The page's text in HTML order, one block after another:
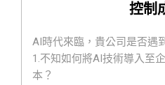
控制
AI時代來臨，貴公司是否遇
1.不知如何將AI技術導入至
本？